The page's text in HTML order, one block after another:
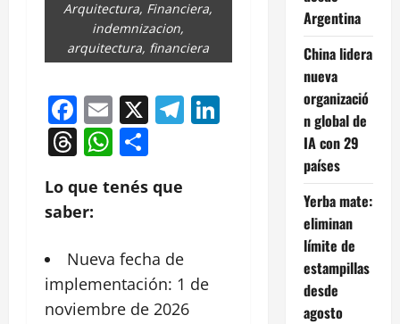
Arquitectura, Financiera,
indemnizacion,
arquitectura, financiera
Facebook
Email
X Telegram
LinkedIn
Threads
WhatsApp
Lo que tenés que
saber:
Nueva fecha de
implementación: 1 de
noviembre de 2026
Argentina
China lidera
nueva
organizació
n global de
IA con 29
países
Yerba mate:
eliminan
límite de
estampillas
desde
agosto